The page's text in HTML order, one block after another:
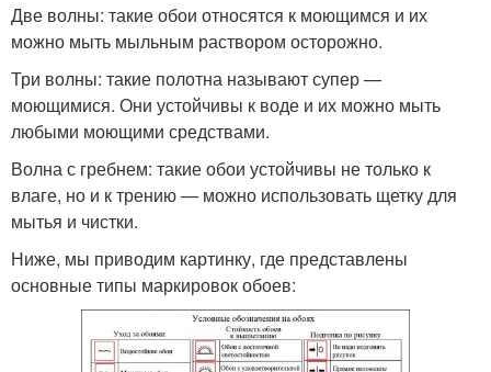
Две волны: такие обои относятся к моющимся и их
можно мыть мыльным раствором осторожно.
Три волны: такие полотна называют супер —
моющимися. Они устойчивы к воде и их можно мыть
любыми моющими средствами.
Волна с гребнем: такие обои устойчивы не только к
влаге, но и к трению — можно использовать щетку для
мытья и чистки.
Ниже, мы приводим картинку, где представлены
основные типы маркировок обоев: